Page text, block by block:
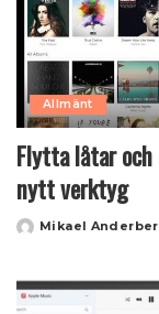
Allmänt
Flytta låtar
nytt verktyg
Posted
Mikael